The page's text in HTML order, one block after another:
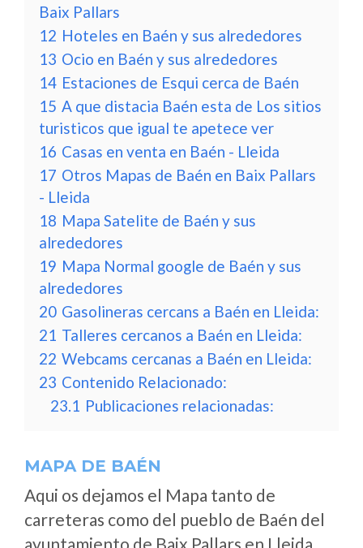
Baix Pallars
12 Hoteles en Baén y sus alrededores
13 Ocio en Baén y sus alrededores
14 Estaciones de Esqui cerca de Baén
15 A que distacia Baén esta de Los sitios
turisticos que igual te apetece ver
16 Casas en venta en Baén - Lleida
17 Otros Mapas de Baén en Baix Pallars
- Lleida
18 Mapa Satelite de Baén y sus
alrededores
19 Mapa Normal google de Baén y sus
alrededores
20 Gasolineras cercans a Baén en Lleida:
21 Talleres cercanos a Baén en Lleida:
22 Webcams cercanas a Baén en Lleida:
23 Contenido Relacionado:
23.1 Publicaciones relacionadas:
MAPA DE BAÉN
Aqui os dejamos el Mapa tanto de
carreteras como del pueblo de Baén del
ayuntamiento de Baix Pallars en Lleida